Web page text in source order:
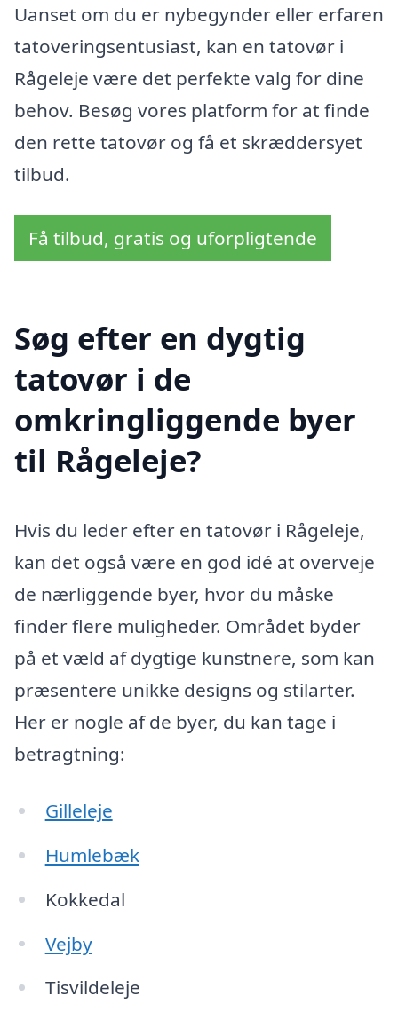
Uanset om du er nybegynder eller erfaren
tatoveringsentusiast, kan en tatovør i
Rågeleje være det perfekte valg for dine
behov. Besøg vores platform for at finde
den rette tatovør og få et skræddersyet
tilbud.
Få tilbud, gratis og uforpligtende
Søg efter en dygtig
tatovør i de
omkringliggende byer
til Rågeleje?
Hvis du leder efter en tatovør i Rågeleje,
kan det også være en god idé at overveje
de nærliggende byer, hvor du måske
finder flere muligheder. Området byder
på et væld af dygtige kunstnere, som kan
præsentere unikke designs og stilarter.
Her er nogle af de byer, du kan tage i
betragtning:
Gilleleje
Humlebæk
Kokkedal
Vejby
Tisvildeleje